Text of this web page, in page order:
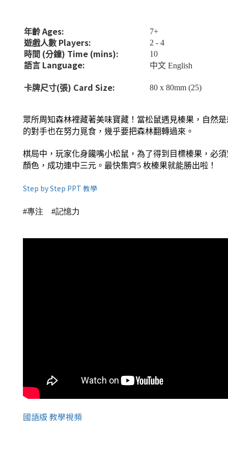
年齡Ages:
7+
遊戲人數 Players:
2 - 4
時間 (分鐘) Time (mins):
10
語言 Language: 中文 English
卡牌尺寸(張) CardSize: 80 x 80mm (25)
眾所周知森林裡藏著美味寶藏！當松鼠遇見榛果，自然
的對手也在努力覓食，幾乎要把森林翻轉過來。
棋局中，玩家化身饞嘴小松鼠，為了得到目標榛果，必
顏色，成功連中三元。最快集齊5 枚榛果就能勝出啦！
Step by Step PPT 教學
#專注 #記憶力
國語版 教學視頻